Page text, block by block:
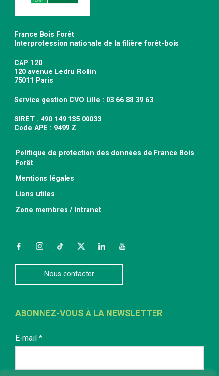
France Bois Forêt
Interprofession nationale de la filière forêt-bois
CAP 120
120 avenue Ledru Rollin
75011 Paris
Service gestion CVO Lille : 03 66 88 39 63
SIRET : 490 149 135 00033
Code APE : 9499 Z
Politique de protection des données de France Bois
Forêt
Mentions légales
Liens utiles
Zone membres / Intranet
FacebookInstagramTikTokTwitterLinkedInYouTube
Nous contacter
ABONNEZ-VOUS À LA NEWSLETTER
E-mail *